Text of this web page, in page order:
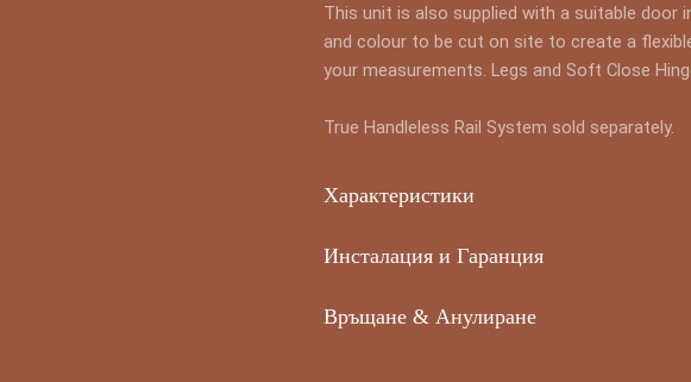
This unit is also supplied with a suitable door
and colour to be cut on site to create a
your measurements. Legs and Soft Close
True Handleless Rail System sold separately.
Характеристики
Инсталация и Гаранция
Връщане & Анулиране